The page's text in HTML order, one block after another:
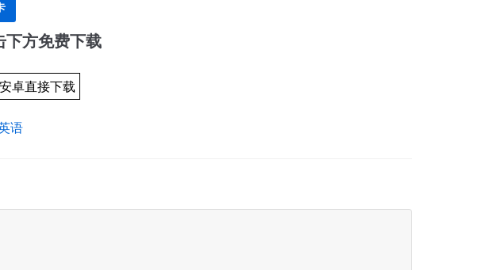
方免费下载
安卓直接下载
语